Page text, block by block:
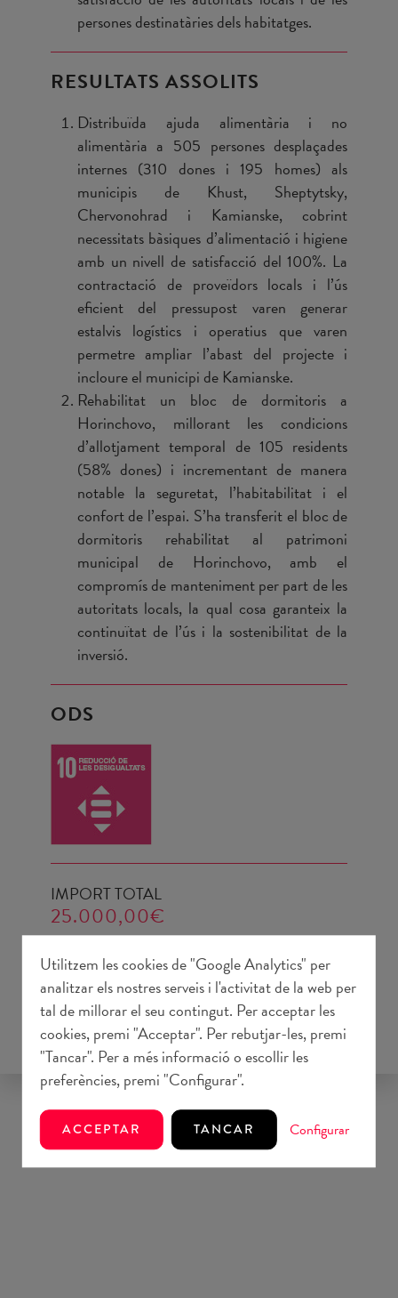
persones destinatàries dels habitatges.
RESULTATS ASSOLITS
Distribuïda ajuda alimentària i no
alimentària a 505 persones desplaçades
internes (310 dones i 195 homes) als
municipis de Khust, Sheptytsky,
Chervonohrad i Kamianske, cobrint
necessitats bàsiques d’alimentació i higiene
amb un nivell de satisfacció del 100%. La
contractació de proveïdors locals i l’ús
eficient del pressupost varen generar
estalvis logístics i operatius que varen
permetre ampliar l’abast del projecte i
incloure el municipi de Kamianske.
Rehabilitat un bloc de dormitoris a
Horinchovo, millorant les condicions
d’allotjament temporal de 105 residents
(58% dones) i incrementant de manera
notable la seguretat, l’habitabilitat i el
confort de l’espai. S’ha transferit el bloc de
dormitoris rehabilitat al patrimoni
municipal de Horinchovo, amb el
compromís de manteniment per part de les
autoritats locals, la qual cosa garanteix la
continuïtat de l’ús i la sostenibilitat de la
inversió.
ODS
IMPORT TOTAL
25.000,00€
CONSIGNACIONS
Consell de Mallorca| 25.000,00 €
Utilitzem les cookies de "Google Analytics" per
analitzar els nostres serveis i l'activitat de la web per
tal de millorar el seu contingut. Per acceptar les
cookies, premi "Acceptar". Per rebutjar-les, premi
"Tancar". Per a més informació o escollir les
preferències, premi "Configurar".
ACCEPTAR TANCAR Configurar